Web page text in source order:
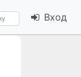
Вход